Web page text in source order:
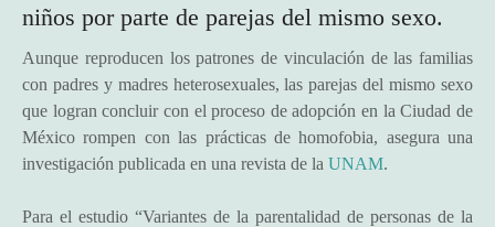
niños por parte de parejas del mismo sexo.
Aunque reproducen los patrones de vinculación de las familias
con padres y madres heterosexuales, las parejas del mismo sexo
que logran concluir con el proceso de adopción en la Ciudad de
México rompen con las prácticas de homofobia, asegura una
investigación publicada en una revista de la UNAM.
Para el estudio “Variantes de la parentalidad de personas de la